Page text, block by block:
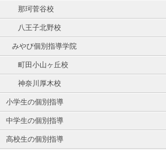
那珂菅谷校
八王子北野校
みやび個別指導学院
町田小山ヶ丘校
神奈川厚木校
小学生の個別指導
中学生の個別指導
高校生の個別指導